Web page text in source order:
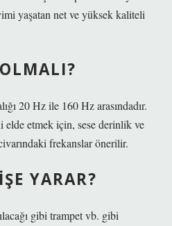
yaşatan net ve yüksek kaliteli
20 Hz ile 160 Hz arasındadır.
etmek için, sese derinlik ve
frekanslar önerilir.
YARAR?
gibi trampet vb. gibi